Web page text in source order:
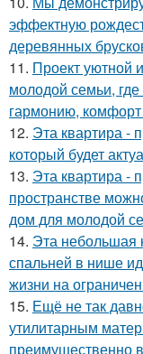
эффектную
деревянных
11. Проект уютной
молодой семьи,
гармонию,
12. Эта квартира -
который будет
13. Эта квартира -
пространстве
дом для молодой
14. Эта небольшая
спальней в нише
жизни на
15. Ещё не так
утилитарным
преимущественно